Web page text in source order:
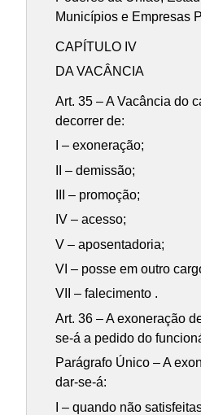
Municípios e Empresas
CAPÍTULO IV
DA VACÂNCIA
Art. 35 – A Vacância do
decorrer de:
I – exoneração;
II – demissão;
III – promoção;
IV – acesso;
V – aposentadoria;
VI – posse em outro
VII – falecimento .
Art. 36 – A exoneração
se-á a pedido do
Parágrafo Único – A
dar-se-á:
I – quando não